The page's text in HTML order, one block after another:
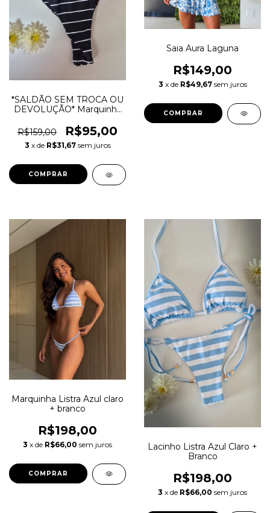
*SALDÃO SEM TROCA OU
DEVOLUÇÃO* Marquinha
R$159,00
R$95,00
3 x de R$31,67 sem juros
COMPRAR
Saia Aura Laguna
R$149,00
3 x de R$49,67 sem juros
COMPRAR
Marquinha Listra Azul claro
+ branco
R$198,00
3 x de R$66,00 sem juros
COMPRAR
Lacinho Listra Azul Claro +
Branco
R$198,00
3 x de R$66,00 sem juros